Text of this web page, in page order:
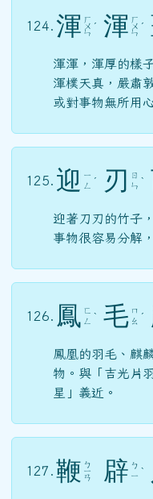
124. 渾 ㄏ
ㄨ
ㄣ
ˊ 渾 ㄏ
ㄨ
ㄣ
ˊ
渾渾，渾厚的樣
渾樸天真，嚴肅
或對事物無所用
125. 迎 ㄧ
ㄥ
ˊ 刃
ㄖ
ㄣ ˋ
迎著刀刃的竹子
事物很容易分解
126. 鳳 ㄈ
ㄥ ˋ 毛 ㄇ
ㄠ ˊ
鳳凰的羽毛、麒
物。與「吉光片
星」義近。
127. 鞭 ㄅ
ㄧ
ㄢ 辟 ㄅ
ㄧ ˋ